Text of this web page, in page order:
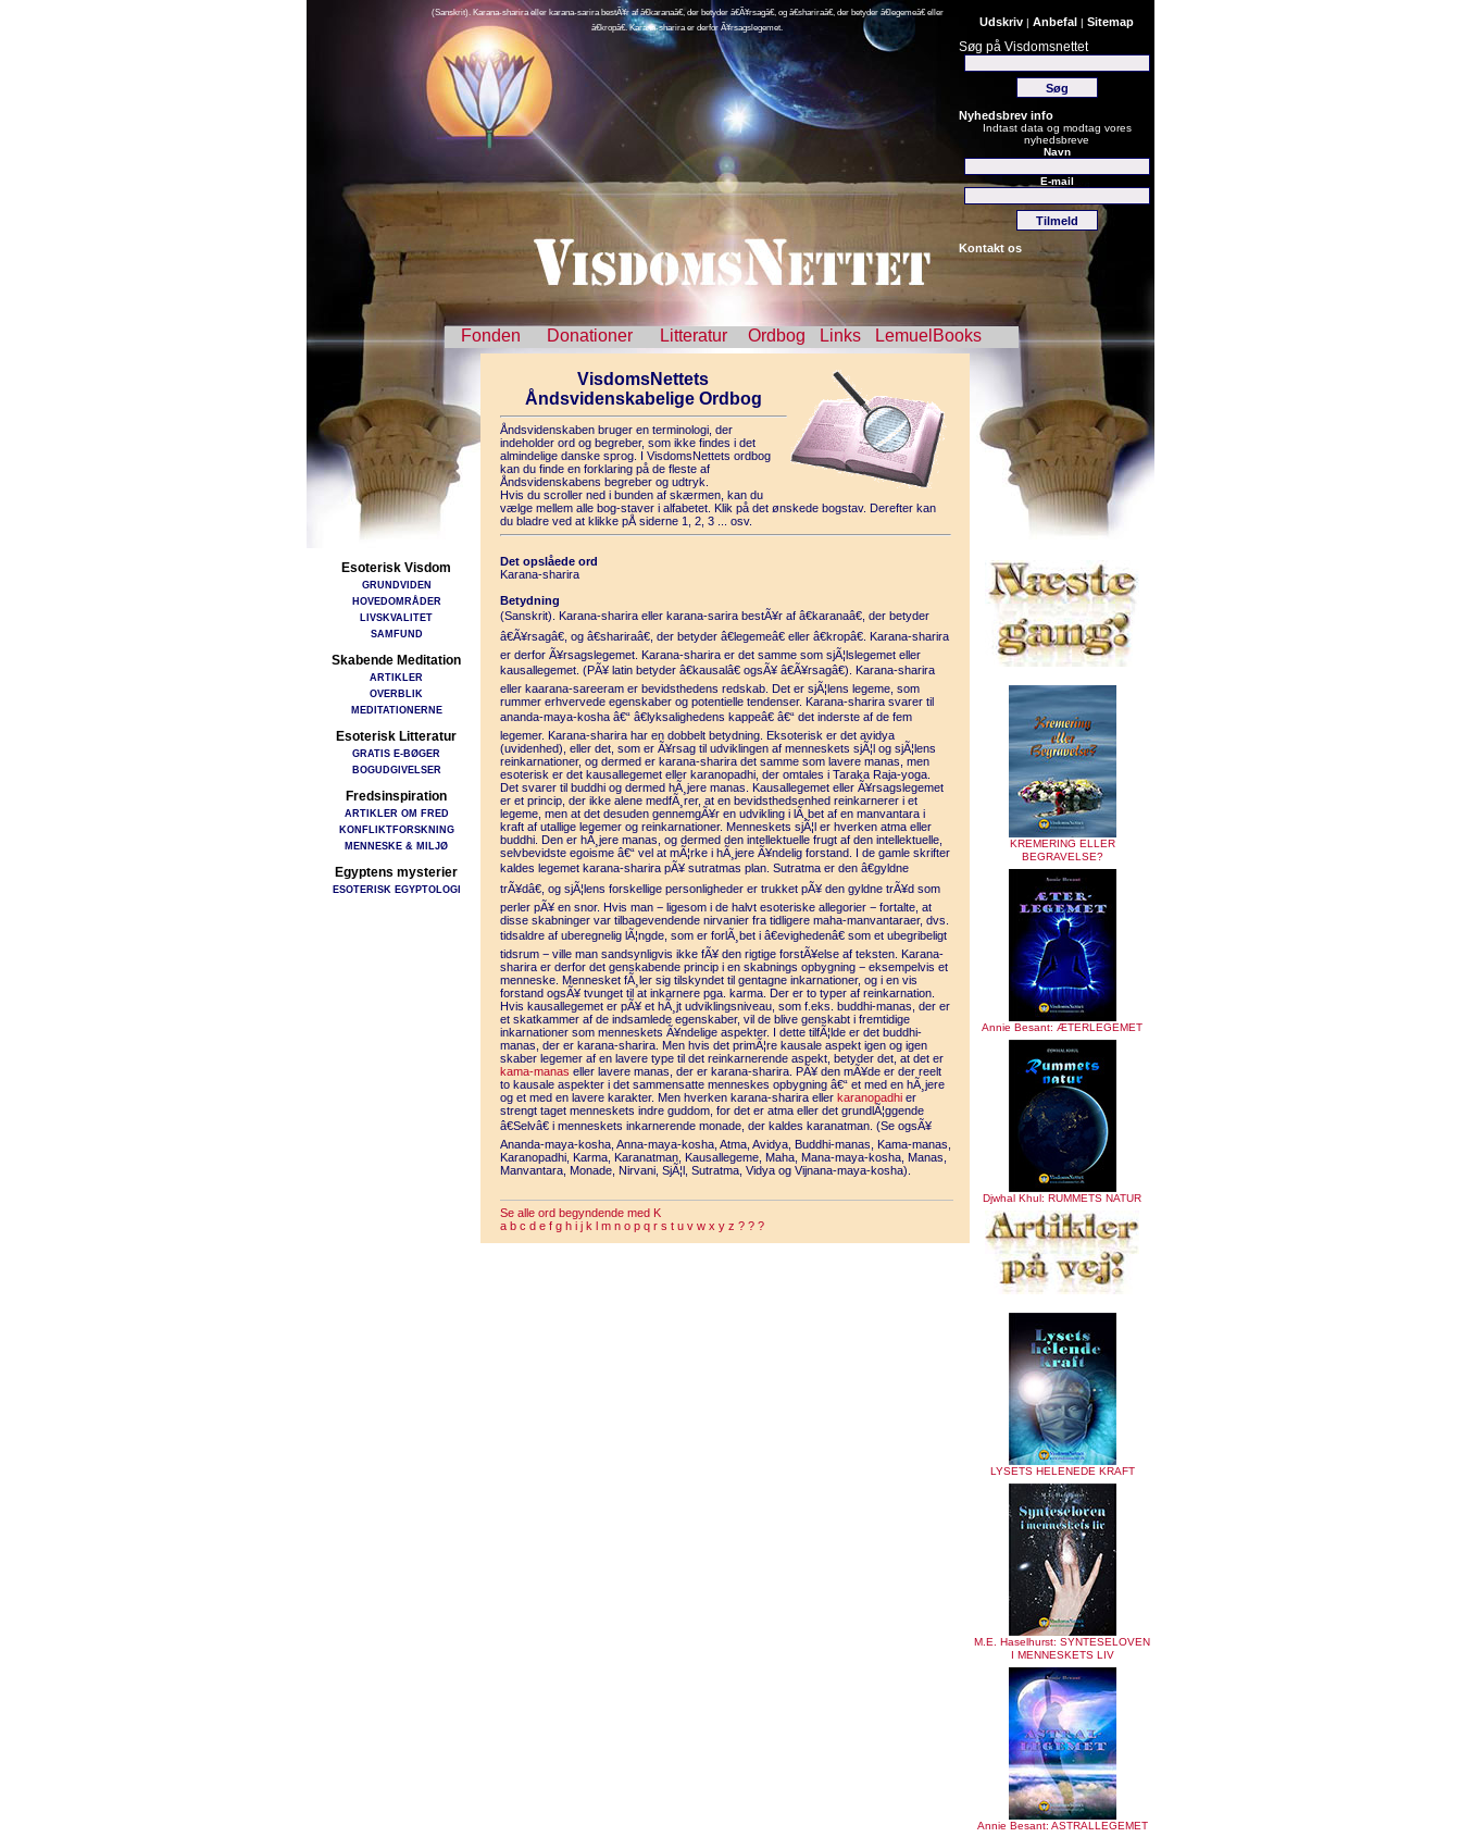
Udskriv | Anbefal | Sitemap
Søg på Visdomsnettet
Nyhedsbrev info
Indtast data og modtag vores
nyhedsbreve
Navn
E-mail
Kontakt os
(Sanskrit). Karana-sharira eller karana-sarira bestÃ¥r af â€karanaâ€, der betyder â€Ã¥rsagâ€, og â€shariraâ€, der betyder â€legemeâ€ eller
â€kropâ€. Karana-sharira er derfor Ã¥rsagslegemet.
Fonden Donationer Litteratur Ordbog Links LemuelBooks
Esoterisk Visdom
GRUNDVIDEN
HOVEDOMRÅDER
LIVSKVALITET
SAMFUND
Skabende Meditation
ARTIKLER
OVERBLIK
MEDITATIONERNE
Esoterisk Litteratur
GRATIS E-BØGER
BOGUDGIVELSER
Fredsinspiration
ARTIKLER OM FRED
KONFLIKTFORSKNING
MENNESKE & MILJØ
Egyptens mysterier
ESOTERISK EGYPTOLOGI
VisdomsNettets
Åndsvidenskabelige Ordbog
Åndsvidenskaben bruger en terminologi, der
indeholder ord og begreber, som ikke findes i det
almindelige danske sprog. I VisdomsNettets ordbog
kan du finde en forklaring på de fleste af
Åndsvidenskabens begreber og udtryk.
Hvis du scroller ned i bunden af skærmen, kan du
vælge mellem alle bog-staver i alfabetet. Klik på det ønskede bogstav. Derefter kan
du bladre ved at klikke pÅ siderne 1, 2, 3 ... osv.
Det opslåede ord
Karana-sharira
Betydning
(Sanskrit). Karana-sharira eller karana-sarira bestÃ¥r af â€karanaâ€, der betyder
â€Ã¥rsagâ€, og â€shariraâ€, der betyder â€legemeâ€ eller â€kropâ€. Karana-sharira
er derfor Ã¥rsagslegemet. Karana-sharira er det samme som sjÃ¦lslegemet eller
kausallegemet. (PÃ¥ latin betyder â€kausalâ€ ogsÃ¥ â€Ã¥rsagâ€). Karana-sharira
eller kaarana-sareeram er bevidsthedens redskab. Det er sjÃ¦lens legeme, som
rummer erhvervede egenskaber og potentielle tendenser. Karana-sharira svarer til
ananda-maya-kosha â€“ â€lyksalighedens kappeâ€ â€“ det inderste af de fem
legemer. Karana-sharira har en dobbelt betydning. Eksoterisk er det avidya
(uvidenhed), eller det, som er Ã¥rsag til udviklingen af menneskets sjÃ¦l og sjÃ¦lens
reinkarnationer, og dermed er karana-sharira det samme som lavere manas, men
esoterisk er det kausallegemet eller karanopadhi, der omtales i Taraka Raja-yoga.
Det svarer til buddhi og dermed hÃ¸jere manas. Kausallegemet eller Ã¥rsagslegemet
er et princip, der ikke alene medfÃ¸rer, at en bevidsthedsenhed reinkarnerer i et
legeme, men at det desuden gennemgÃ¥r en udvikling i lÃ¸bet af en manvantara i
kraft af utallige legemer og reinkarnationer. Menneskets sjÃ¦l er hverken atma eller
buddhi. Den er hÃ¸jere manas, og dermed den intellektuelle frugt af den intellektuelle,
selvbevidste egoisme â€“ vel at mÃ¦rke i hÃ¸jere Ã¥ndelig forstand. I de gamle skrifter
kaldes legemet karana-sharira pÃ¥ sutratmas plan. Sutratma er den â€gyldne
trÃ¥dâ€, og sjÃ¦lens forskellige personligheder er trukket pÃ¥ den gyldne trÃ¥d som
perler pÃ¥ en snor. Hvis man − ligesom i de halvt esoteriske allegorier − fortalte, at
disse skabninger var tilbagevendende nirvanier fra tidligere maha-manvantaraer, dvs.
tidsaldre af uberegnelig lÃ¦ngde, som er forlÃ¸bet i â€evighedenâ€ som et ubegribeligt
tidsrum − ville man sandsynligvis ikke fÃ¥ den rigtige forstÃ¥else af teksten. Karana-
sharira er derfor det genskabende princip i en skabnings opbygning − eksempelvis et
menneske. Mennesket fÃ¸ler sig tilskyndet til gentagne inkarnationer, og i en vis
forstand ogsÃ¥ tvunget til at inkarnere pga. karma. Der er to typer af reinkarnation.
Hvis kausallegemet er pÃ¥ et hÃ¸jt udviklingsniveau, som f.eks. buddhi-manas, der er
et skatkammer af de indsamlede egenskaber, vil de blive genskabt i fremtidige
inkarnationer som menneskets Ã¥ndelige aspekter. I dette tilfÃ¦lde er det buddhi-
manas, der er karana-sharira. Men hvis det primÃ¦re kausale aspekt igen og igen
skaber legemer af en lavere type til det reinkarnerende aspekt, betyder det, at det er
kama-manas eller lavere manas, der er karana-sharira. PÃ¥ den mÃ¥de er der reelt
to kausale aspekter i det sammensatte menneskes opbygning â€“ et med en hÃ¸jere
og et med en lavere karakter. Men hverken karana-sharira eller karanopadhier
strengt taget menneskets indre guddom, for det er atma eller det grundlÃ¦ggende
â€Selvâ€ i menneskets inkarnerende monade, der kaldes karanatman. (Se ogsÃ¥
Ananda-maya-kosha, Anna-maya-kosha, Atma, Avidya, Buddhi-manas, Kama-manas,
Karanopadhi, Karma, Karanatman, Kausallegeme, Maha, Mana-maya-kosha, Manas,
Manvantara, Monade, Nirvani, SjÃ¦l, Sutratma, Vidya og Vijnana-maya-kosha).
Se alle ord begyndende med K
a b c d e f g h i j k l m n o p q r s t u v w x y z ? ? ?
KREMERING ELLER
BEGRAVELSE?
Annie Besant: ÆTERLEGEMET
Djwhal Khul: RUMMETS NATUR
LYSETS HELENEDE KRAFT
M.E. Haselhurst: SYNTESELOVEN
I MENNESKETS LIV
Annie Besant: ASTRALLEGEMET